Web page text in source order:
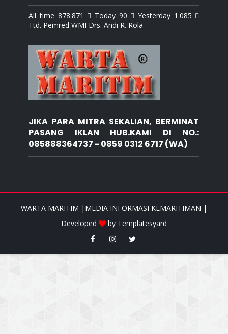
All time 878.871  Today 90  Yesterday 1.085 
Ttd. Pemred WMI Drs. Andi R. Rola
JIKA PARA MITRA SEKALIAN, BERMINAT
PASANG IKLAN HUB.KAMI DI NO.:
085888364737 - 0859 0312 6717 (WA)
WARTA MARITIM |MEDIA INFORMASI KEMARITIMAN |
Developed
by Templatesyard